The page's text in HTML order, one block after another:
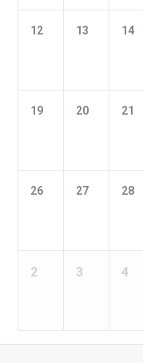
12 13 14
19 20 21
26 27 28
2 3 4